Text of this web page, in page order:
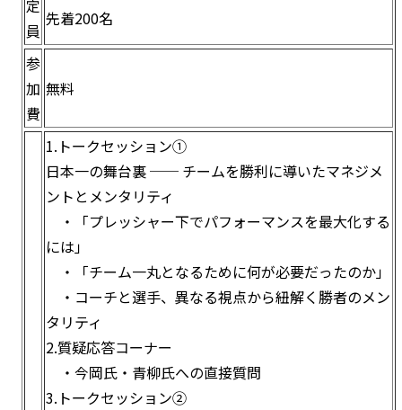
定
員
先着200名
参
加
費
無料
1.トークセッション①
日本一の舞台裏 ── チームを勝利に導いたマネジメ
ントとメンタリティ
・「プレッシャー下でパフォーマンスを最大化する
には」
・「チーム一丸となるために何が必要だったのか」
・コーチと選手、異なる視点から紐解く勝者のメン
タリティ
2.質疑応答コーナー
・今岡氏・青柳氏への直接質問
3.トークセッション②